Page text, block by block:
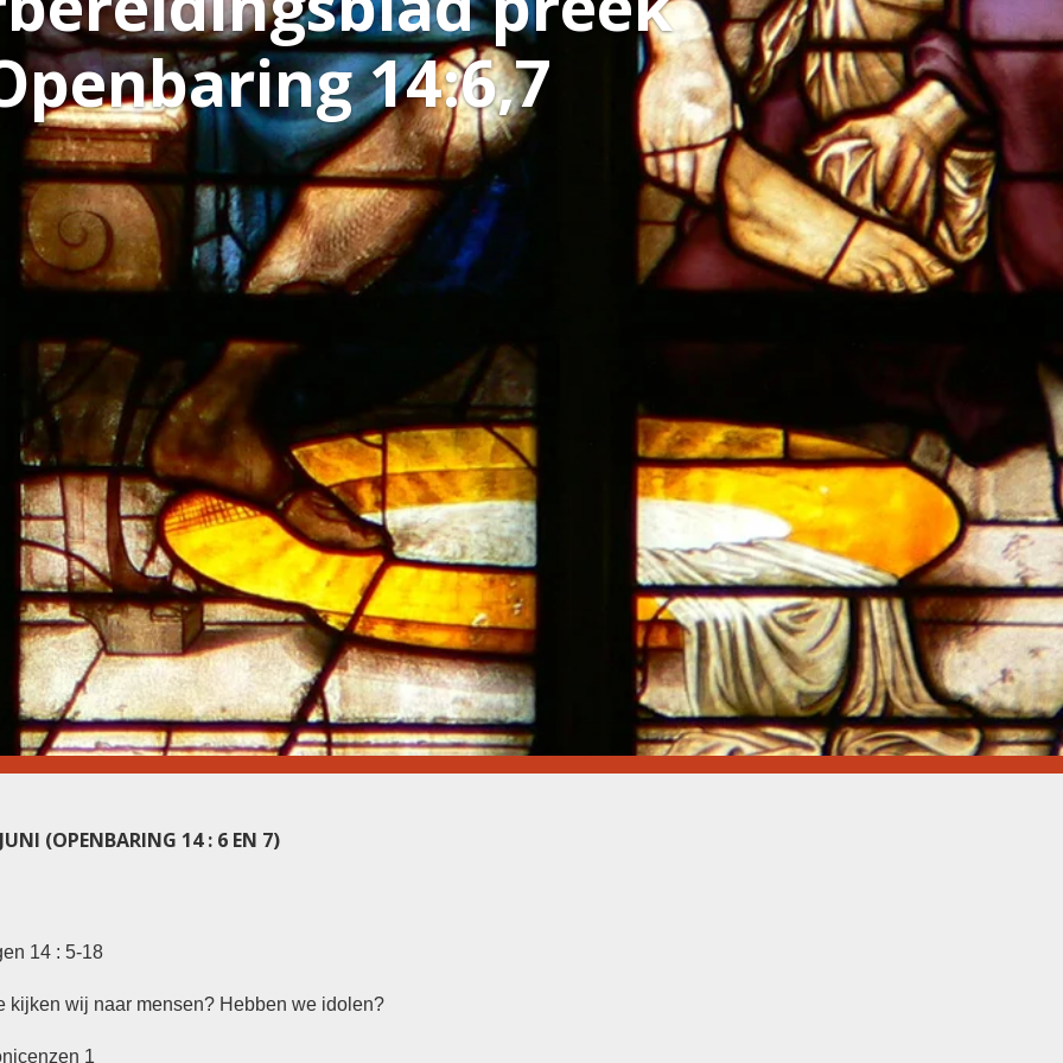
14:6,7
(OPENBARING 14 : 6 EN 7)
14 : 5-18
kijken wij naar mensen? Hebben we idolen?
1